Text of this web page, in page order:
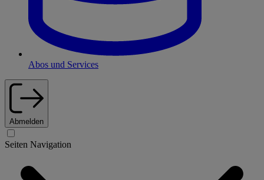
Abos und Services
Abmelden
Seiten Navigation